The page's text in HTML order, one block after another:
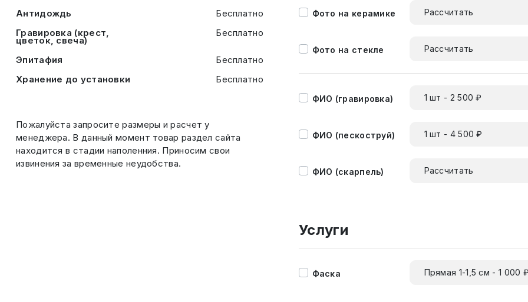
Антидождь
Бесплатно
Гравировка (крест,
цветок, свеча)
Бесплатно
Эпитафия
Бесплатно
Хранение до установки
Бесплатно
Пожалуйста запросите размеры и расчет у
менеджера. В данный момент товар раздел сайта
находится в стадии наполенния. Приносим свои
извинения за временные неудобства.
Фото на керамике Рассчитать
Фото на стекле Рассчитать
ФИО (гравировка) 1 шт - 2 500 ₽
ФИО (пескоструй) 1 шт - 4 500 ₽
ФИО (скарпель) Рассчитать
Услуги
Фаска Прямая 1-1,5 см - 1 000